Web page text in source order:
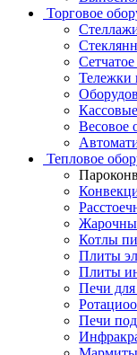
Торговое
Тележки
Весовое
Тепловое
Котлы
Плиты
Плиты
Печи
Печи